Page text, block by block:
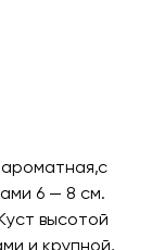
6 — 8 см.
высотой
и крупной,